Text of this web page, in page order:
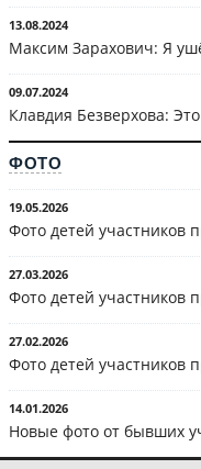
13.08.2024
Максим Зарахович: Я
09.07.2024
Клавдия Безверхова:
ФОТО
19.05.2026
Фото детей участников
27.03.2026
Фото детей участников
27.02.2026
Фото детей участников
14.01.2026
Новые фото от бывших